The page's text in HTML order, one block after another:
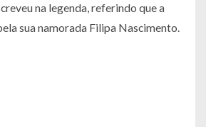
na legenda, referindo que a
sua namorada Filipa Nascimento.